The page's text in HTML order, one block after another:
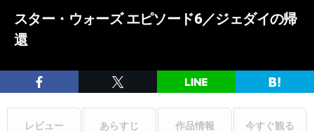
スター・ウォーズ エピソード6／ジェダイの帰
還
レビュー あらすじ 作品情報 今すぐ観る